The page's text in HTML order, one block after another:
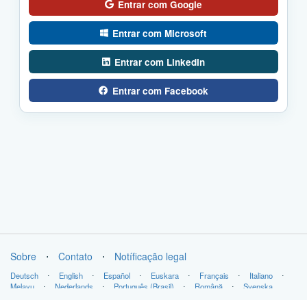
Entrar com Google
Entrar com Microsoft
Entrar com LinkedIn
Entrar com Facebook
Sobre ⋅ Contato ⋅ Notíficação legal
Deutsch ⋅ English ⋅ Español ⋅ Euskara ⋅ Français ⋅ Italiano
⋅
Melayu
⋅ Nederlands ⋅ Português (Brasil) ⋅ Română ⋅ Svenska